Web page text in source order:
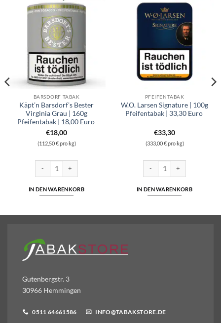
BARSDORF TABAK
Käpt’n Barsdorf’s Bester
Virginia Grau | 160g
Pfeifentabak | 18,00 Euro
€18,00
(112,50 € pro kg)
IN DEN WARENKORB
PFEIFENTABAK
W.O. Larsen Signature | 100g
Pfeifentabak | 33,30 Euro
€33,30
(333,00 € pro kg)
IN DEN WARENKORB
Gutenbergstr. 3
30966 Hemmingen
0511 64661586 INFO@TABAKSTORE.DE